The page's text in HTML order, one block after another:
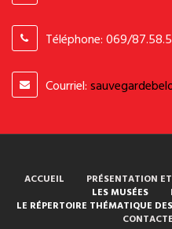
Téléphone: 069/
Courriel:
ACCUEIL PRÉSENTATION
LES MUSÉES
LE RÉPERTOIRE THÉMATIQUE
Dimanche:-